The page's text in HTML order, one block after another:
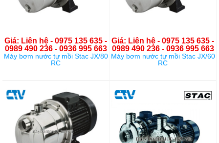
Giá: Liên hệ - 0975 135 635 -
0989 490 236 - 0936 995 663
Máy bơm nước tự mồi Stac JX/80
RC
Giá: Liên hệ - 0975 135 635 -
0989 490 236 - 0936 995 663
Máy bơm nước tự mồi Stac JX/60
RC